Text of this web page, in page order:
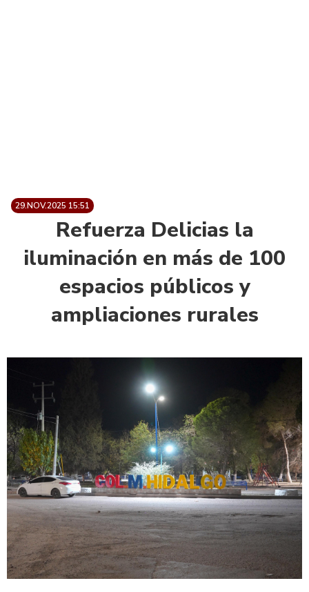
29.NOV.2025 15:51
Refuerza Delicias la
iluminación en más de 100
espacios públicos y
ampliaciones rurales